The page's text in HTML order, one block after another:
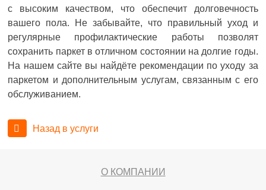
с высоким качеством, что обеспечит долговечность
вашего пола. Не забывайте, что правильный уход и
регулярные профилактические работы позволят
сохранить паркет в отличном состоянии на долгие годы.
На нашем сайте вы найдёте рекомендации по уходу за
паркетом и дополнительным услугам, связанным с его
обслуживанием.
Назад в услуги
О КОМПАНИИ